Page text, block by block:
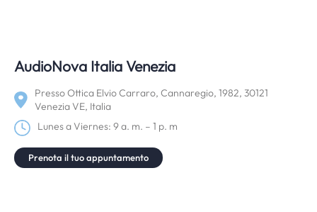
AudioNova Italia Venezia
Presso Ottica Elvio Carraro, Cannaregio, 1982, 30121
Venezia VE, Italia
Lunes a Viernes: 9 a. m. – 1 p. m
Prenota il tuo appuntamento